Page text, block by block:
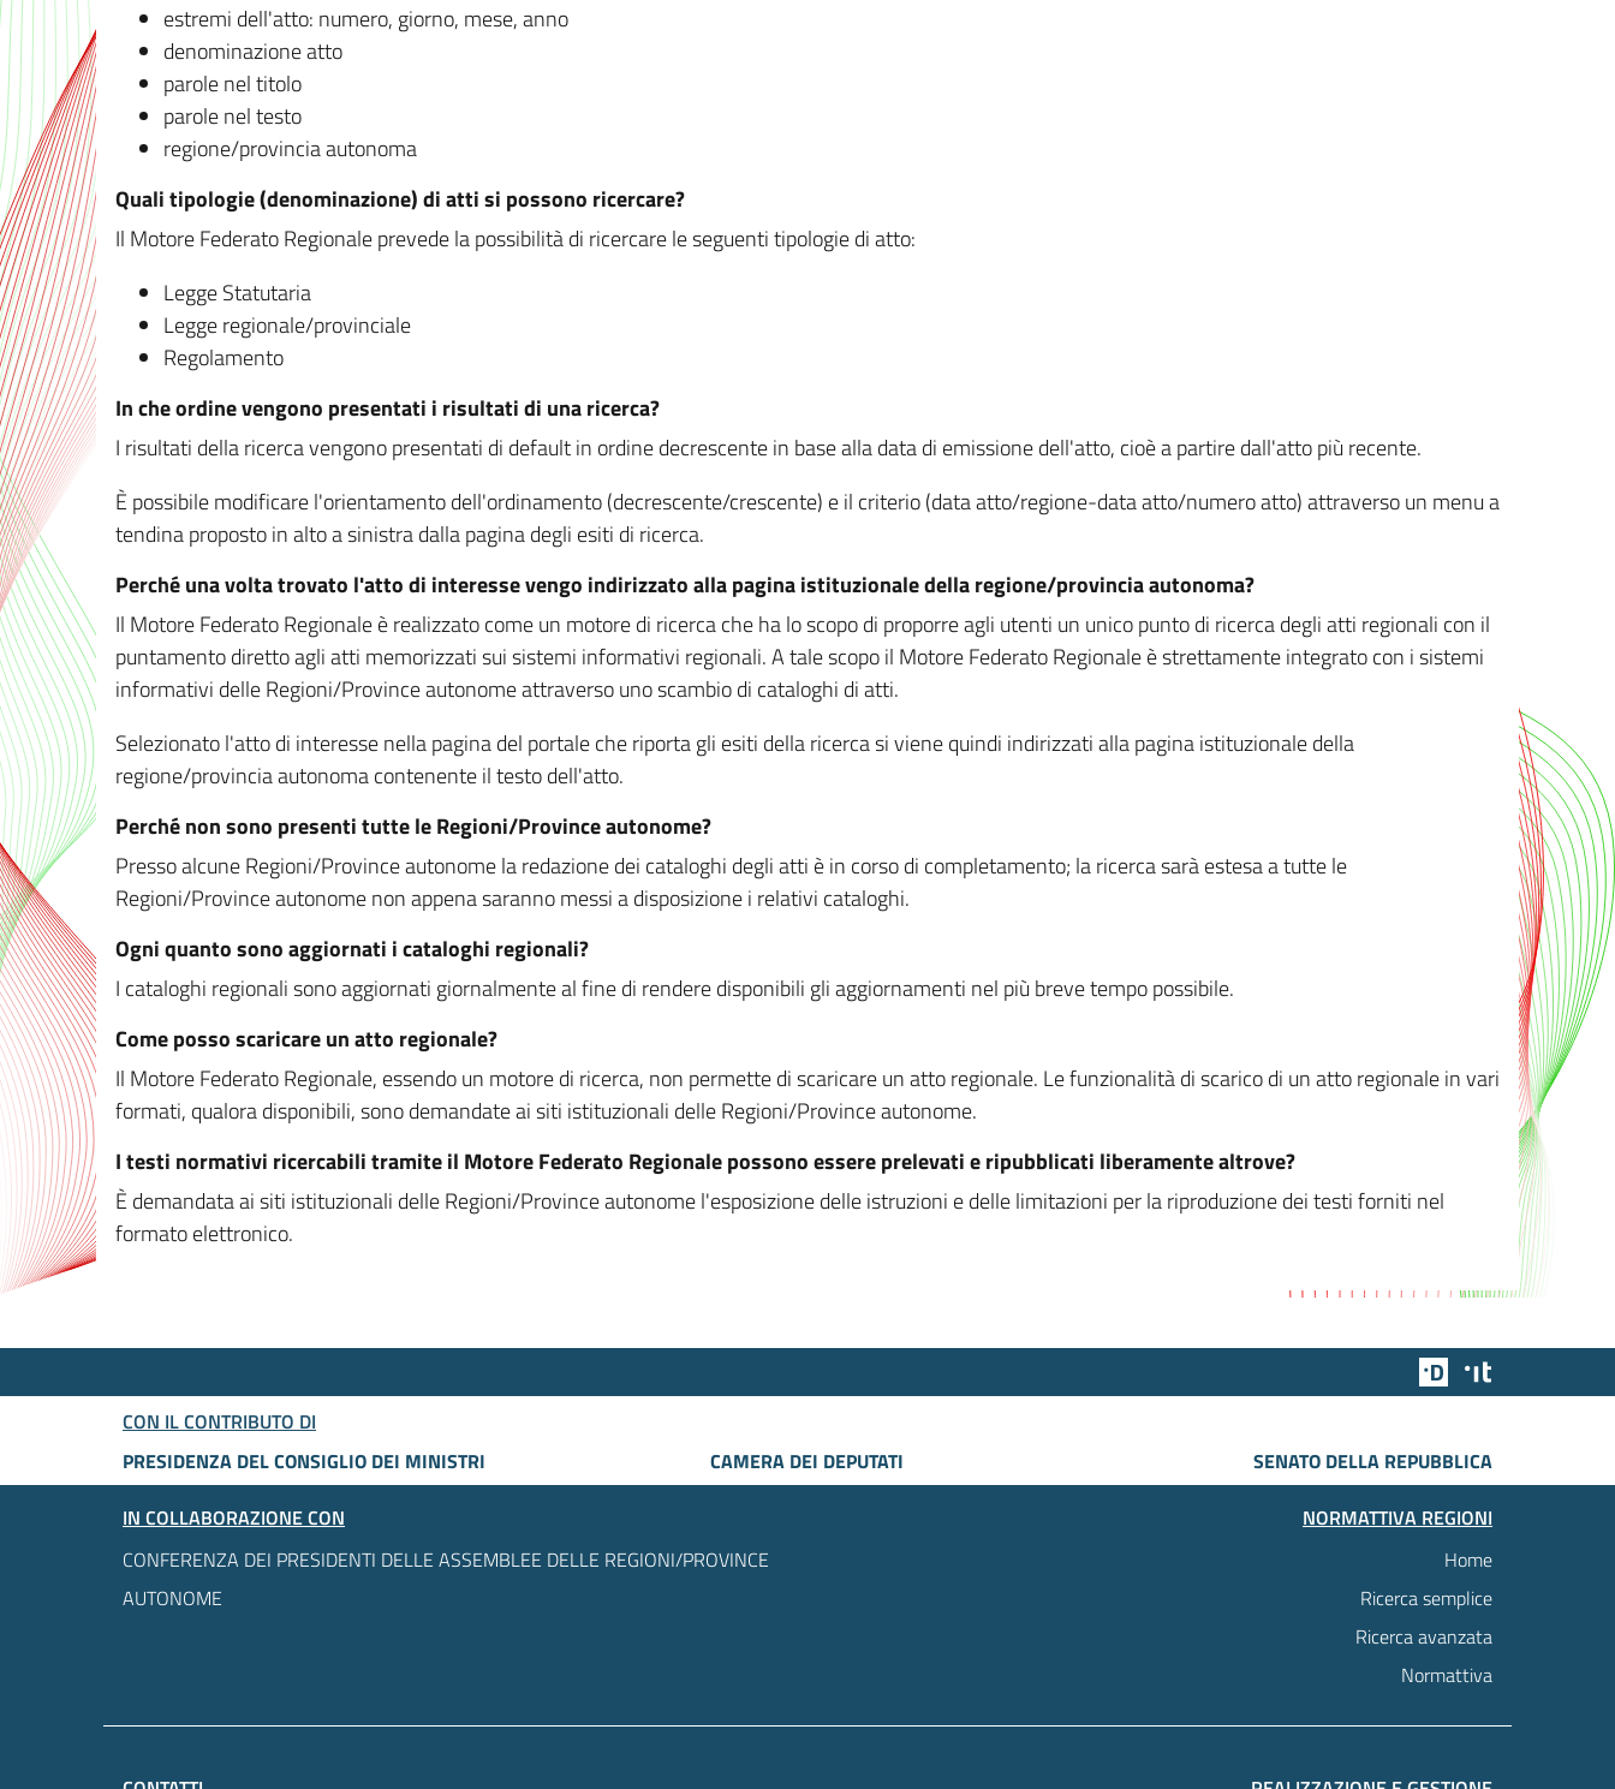
estremi dell'atto: numero, giorno, mese, anno
denominazione atto
parole nel titolo
parole nel testo
regione/provincia autonoma
Quali tipologie (denominazione) di atti si possono ricercare?
Il Motore Federato Regionale prevede la possibilità di ricercare le seguenti tipologie di atto:
Legge Statutaria
Legge regionale/provinciale
Regolamento
In che ordine vengono presentati i risultati di una ricerca?
I risultati della ricerca vengono presentati di default in ordine decrescente in base alla data di emissione dell'atto, cioè a partire dall'atto più recente.
È possibile modificare l'orientamento dell'ordinamento (decrescente/crescente) e il criterio (data atto/regione-data atto/numero atto) attraverso un menu a
tendina proposto in alto a sinistra dalla pagina degli esiti di ricerca.
Perché una volta trovato l'atto di interesse vengo indirizzato alla pagina istituzionale della regione/provincia autonoma?
Il Motore Federato Regionale è realizzato come un motore di ricerca che ha lo scopo di proporre agli utenti un unico punto di ricerca degli atti regionali con il
puntamento diretto agli atti memorizzati sui sistemi informativi regionali. A tale scopo il Motore Federato Regionale è strettamente integrato con i sistemi
informativi delle Regioni/Province autonome attraverso uno scambio di cataloghi di atti.
Selezionato l'atto di interesse nella pagina del portale che riporta gli esiti della ricerca si viene quindi indirizzati alla pagina istituzionale della
regione/provincia autonoma contenente il testo dell'atto.
Perché non sono presenti tutte le Regioni/Province autonome?
Presso alcune Regioni/Province autonome la redazione dei cataloghi degli atti è in corso di completamento; la ricerca sarà estesa a tutte le
Regioni/Province autonome non appena saranno messi a disposizione i relativi cataloghi.
Ogni quanto sono aggiornati i cataloghi regionali?
I cataloghi regionali sono aggiornati giornalmente al fine di rendere disponibili gli aggiornamenti nel più breve tempo possibile.
Come posso scaricare un atto regionale?
Il Motore Federato Regionale, essendo un motore di ricerca, non permette di scaricare un atto regionale. Le funzionalità di scarico di un atto regionale in vari
formati, qualora disponibili, sono demandate ai siti istituzionali delle Regioni/Province autonome.
I testi normativi ricercabili tramite il Motore Federato Regionale possono essere prelevati e ripubblicati liberamente altrove?
È demandata ai siti istituzionali delle Regioni/Province autonome l'esposizione delle istruzioni e delle limitazioni per la riproduzione dei testi forniti nel
formato elettronico.
Team Digitale
CON IL CONTRIBUTO DI
PRESIDENZA DEL CONSIGLIO DEI MINISTRI
CAMERA DEI DEPUTATI
SENATO DELLA REPUBBLICA
IN COLLABORAZIONE CON
CONFERENZA DEI PRESIDENTI DELLE ASSEMBLEE DELLE REGIONI/PROVINCE
AUTONOME
NORMATTIVA REGIONI
Home
Ricerca semplice
Ricerca avanzata
Normattiva